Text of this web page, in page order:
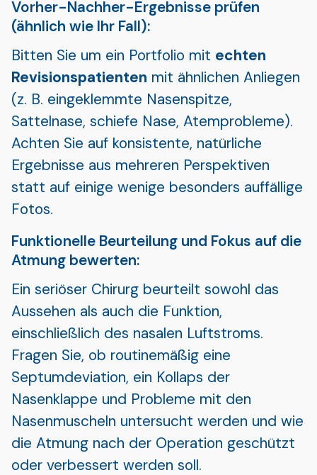
Vorher-Nachher-Ergebnisse prüfen
(ähnlich wie Ihr Fall):
Bitten Sie um ein Portfolio mit echten
Revisionspatienten mit ähnlichen Anliegen
(z. B. eingeklemmte Nasenspitze,
Sattelnase, schiefe Nase, Atemprobleme).
Achten Sie auf konsistente, natürliche
Ergebnisse aus mehreren Perspektiven
statt auf einige wenige besonders auffällige
Fotos.
Funktionelle Beurteilung und Fokus auf die
Atmung bewerten:
Ein seriöser Chirurg beurteilt sowohl das
Aussehen als auch die Funktion,
einschließlich des nasalen Luftstroms.
Fragen Sie, ob routinemäßig eine
Septumdeviation, ein Kollaps der
Nasenklappe und Probleme mit den
Nasenmuscheln untersucht werden und wie
die Atmung nach der Operation geschützt
oder verbessert werden soll.